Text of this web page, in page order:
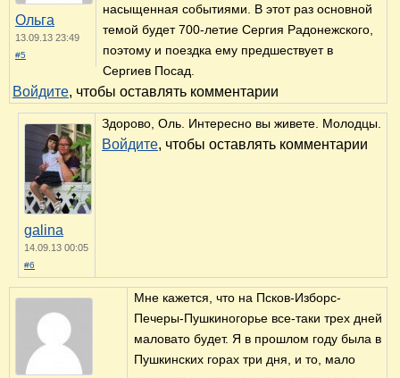
Ольга
13.09.13 23:49
#5
насыщенная событиями. В этот раз основной
темой будет 700-летие Сергия Радонежского,
поэтому и поездка ему предшествует в
Сергиев Посад.
Войдите, чтобы оставлять комментарии
galina
14.09.13 00:05
#6
Здорово, Оль. Интересно вы живете. Молодцы.
Войдите, чтобы оставлять комментарии
Мне кажется, что на Псков-Изборс-
Печеры-Пушкиногорье все-таки трех дней
маловато будет. Я в прошлом году была в
Пушкинских горах три дня, и то, мало